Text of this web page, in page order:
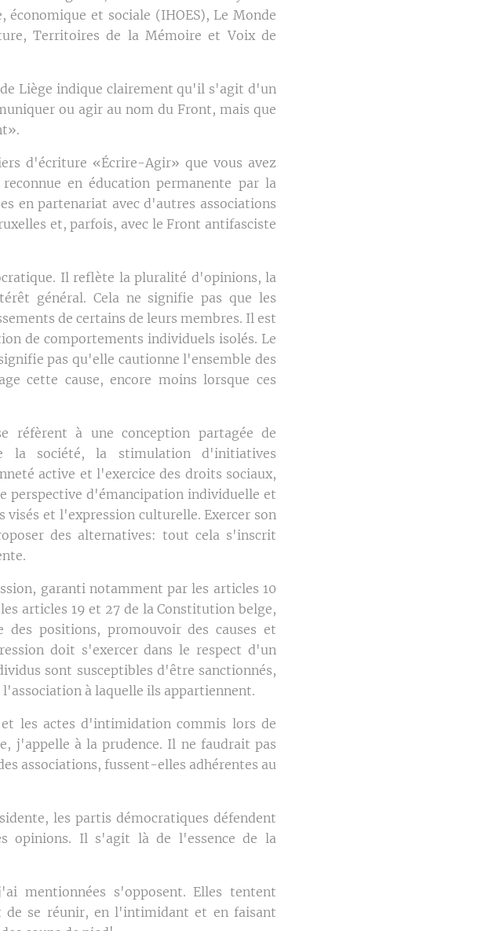
et sociale (IHOES), Le Monde
Territoires de la Mémoire et Voix de
Liège indique clairement qu'il s'agit d'un
ou agir au nom du Front, mais que
d'écriture «Écrire-Agir» que vous avez
en éducation permanente par la
en partenariat avec d'autres associations
et, parfois, avec le Front antifasciste
Il reflète la pluralité d'opinions, la
général. Cela ne signifie pas que les
de certains de leurs membres. Il est
de comportements individuels isolés. Le
pas qu'elle cautionne l'ensemble des
cette cause, encore moins lorsque ces
réfèrent à une conception partagée de
la société, la stimulation d'initiatives
active et l'exercice des droits sociaux,
perspective d'émancipation individuelle et
et l'expression culturelle. Exercer son
des alternatives: tout cela s'inscrit
garanti notamment par les articles 10
articles 19 et 27 de la Constitution belge,
positions, promouvoir des causes et
doit s'exercer dans le respect d'un
sont susceptibles d'être sanctionnés,
à laquelle ils appartiennent.
les actes d'intimidation commis lors de
j'appelle à la prudence. Il ne faudrait pas
associations, fussent-elles adhérentes au
les partis démocratiques défendent
opinions. Il s'agit là de l'essence de la
mentionnées s'opposent. Elles tentent
de se réunir, en l'intimidant et en faisant